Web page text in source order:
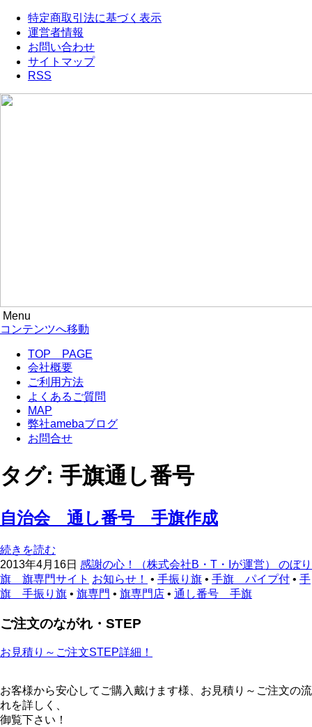
特定商取引法に基づく表示
運営者情報
お問い合わせ
サイトマップ
RSS
のぼり旗専門サイト-感謝の心！
のぼり旗作成なら フルカラー対応 完全データ入稿 防炎仕
Menu
コンテンツへ移動
TOP PAGE
会社概要
ご利用方法
よくあるご質問
MAP
弊社amebaブログ
お問合せ
タグ: 手旗通し番号
自治会 通し番号 手旗作成
続きを読む
2013年4月16日 感謝の心！（株式会社B・T・Iが運営） のぼり
旗 旗専門サイト お知らせ！ • 手振り旗 • 手旗 パイプ付 • 手
旗 手振り旗 • 旗専門 • 旗専門店 • 通し番号 手旗
ご注文のながれ・STEP
お見積り～ご注文STEP詳細！
お客様から安心してご購入戴けます様、お見積り～ご注文の流
れを詳しく、
御覧下さい！